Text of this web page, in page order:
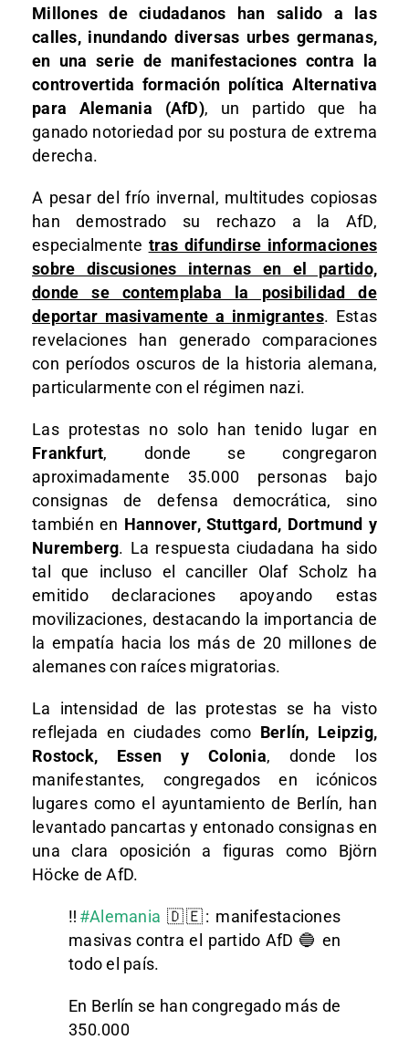
Millones de ciudadanos han salido a las
calles, inundando diversas urbes germanas,
en una serie de manifestaciones contra la
controvertida formación política Alternativa
para Alemania (AfD), un partido que ha
ganado notoriedad por su postura de extrema
derecha.
A pesar del frío invernal, multitudes copiosas
han demostrado su rechazo a la AfD,
especialmente tras difundirse informaciones
sobre discusiones internas en el partido,
donde se contemplaba la posibilidad de
deportar masivamente a inmigrantes. Estas
revelaciones han generado comparaciones
con períodos oscuros de la historia alemana,
particularmente con el régimen nazi.
Las protestas no solo han tenido lugar en
Frankfurt, donde se congregaron
aproximadamente 35.000 personas bajo
consignas de defensa democrática, sino
también en Hannover, Stuttgard, Dortmund y
Nuremberg. La respuesta ciudadana ha sido
tal que incluso el canciller Olaf Scholz ha
emitido declaraciones apoyando estas
movilizaciones, destacando la importancia de
la empatía hacia los más de 20 millones de
alemanes con raíces migratorias.
La intensidad de las protestas se ha visto
reflejada en ciudades como Berlín, Leipzig,
Rostock, Essen y Colonia, donde los
manifestantes, congregados en icónicos
lugares como el ayuntamiento de Berlín, han
levantado pancartas y entonado consignas en
una clara oposición a figuras como Björn
Höcke de AfD.
‼️ #Alemania 🇩🇪: manifestaciones
masivas contra el partido AfD 🔵 en
todo el país.
En Berlín se han congregado más de
350.000